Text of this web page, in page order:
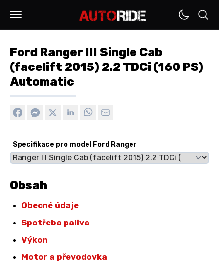
Ford Ranger III Single Cab
(facelift 2015) 2.2 TDCi (160 PS)
Automatic
Specifikace pro model Ford Ranger
Obsah
Obecné údaje
Spotřeba paliva
Výkon
Motor a převodovka